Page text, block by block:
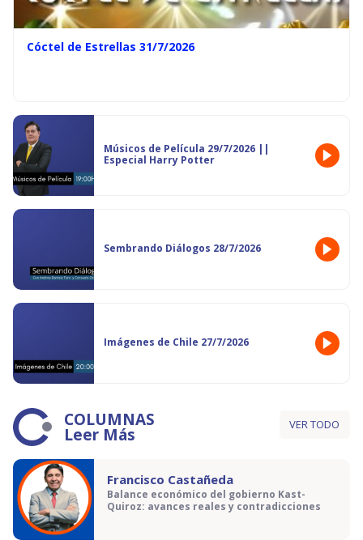
Cóctel de Estrellas 31/7/2026
Músicos de Película 29/7/2026 ||
Especial Harry Potter
Sembrando Diálogos 28/7/2026
Imágenes de Chile 27/7/2026
COLUMNAS
Leer Más VER TODO
Francisco Castañeda
Balance económico del gobierno Kast-
Quiroz: avances reales y contradicciones